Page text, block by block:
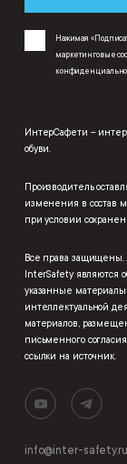
Нажимая
маркетинговые
ИнтерСафети –
обуви.
Производитель
изменения в состав
при условии
Все права
InterSafety являются
указанные материалы
интеллектуальной
материалов,
письменного
ссылки на источник.
info@inter-safety.ru